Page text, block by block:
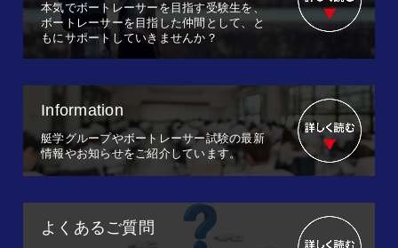
本気でボートレーサーを目指す受験生を、
ボートレーサーを目指した仲間として、と
もにサポートしていきませんか？
Information
艇学グループやボートレーサー試験の最新
情報やお知らせをご紹介しています。
よくあるご質問